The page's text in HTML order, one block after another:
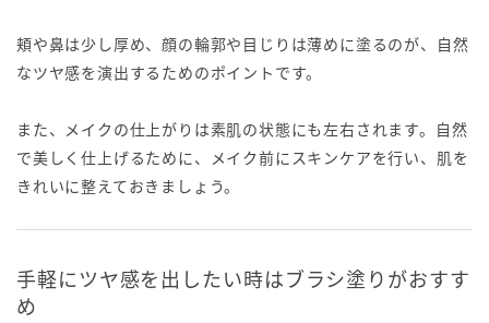
頬や鼻は少し厚め、顔の輪郭や目じりは薄めに塗るのが、自然
なツヤ感を演出するためのポイントです。
また、メイクの仕上がりは素肌の状態にも左右されます。自然
で美しく仕上げるために、メイク前にスキンケアを行い、肌を
きれいに整えておきましょう。
手軽にツヤ感を出したい時はブラシ塗りがおすす
め